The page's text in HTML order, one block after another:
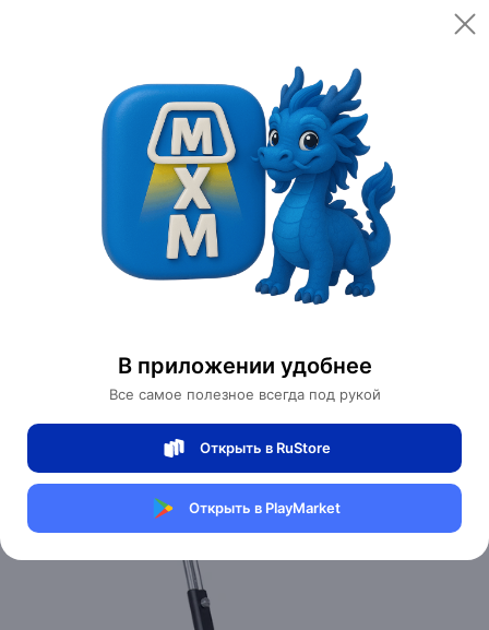
В приложении удобнее
Все самое полезное всегда под рукой
Открыть в RuStore
Открыть в PlayMarket
Открыть
Категории
Автомобили и аксессуары
Сигвей Le Ling LLZX002
0 отзывов 0
Магазин Ephdarren
Артикул:MXM5598630895